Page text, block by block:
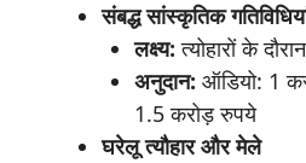
संबद्ध सांस्कृतिक
लक्ष्य: त्योहारों के
अनुदान: ऑडियो: 1
1.5 करोड़ रुपये
घरेलू त्यौहार और मेले